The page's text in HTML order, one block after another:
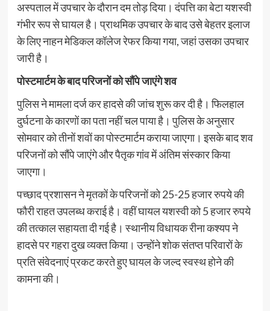
अस्पताल में उपचार के दौरान दम तोड़ दिया। दंपत्ति का बेटा यशस्वी
गंभीर रूप से घायल है। प्राथमिक उपचार के बाद उसे बेहतर इलाज
के लिए नाहन मेडिकल कॉलेज रेफर किया गया, जहां उसका उपचार
जारी है।
पोस्टमार्टम के बाद परिजनों को सौंपे जाएंगे शव
पुलिस ने मामला दर्ज कर हादसे की जांच शुरू कर दी है। फिलहाल
दुर्घटना के कारणों का पता नहीं चल पाया है। पुलिस के अनुसार
सोमवार को तीनों शवों का पोस्टमार्टम कराया जाएगा। इसके बाद शव
परिजनों को सौंपे जाएंगे और पैतृक गांव में अंतिम संस्कार किया
जाएगा।
पच्छाद प्रशासन ने मृतकों के परिजनों को 25-25 हजार रुपये की
फौरी राहत उपलब्ध कराई है। वहीं घायल यशस्वी को 5 हजार रुपये
की तत्काल सहायता दी गई है। स्थानीय विधायक रीना कश्यप ने
हादसे पर गहरा दुख व्यक्त किया। उन्होंने शोक संतप्त परिवारों के
प्रति संवेदनाएं प्रकट करते हुए घायल के जल्द स्वस्थ होने की
कामना की।